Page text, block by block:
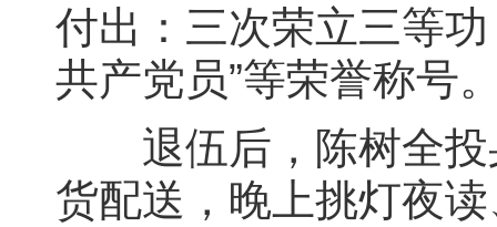
付出：三次荣立三等功
共产党员”等荣誉称号
退伍后，陈树全投
货配送，晚上挑灯夜